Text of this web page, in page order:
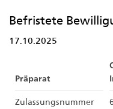
Befristete
17.10.2025
Präparat
Zulassungsnummer